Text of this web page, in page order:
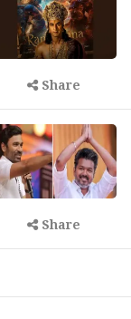
Share
Share